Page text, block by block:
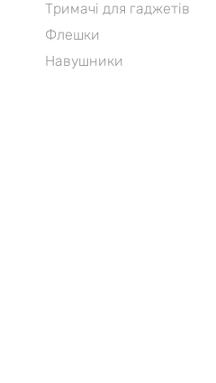
Тримачі для гаджетів
Флешки
Навушники